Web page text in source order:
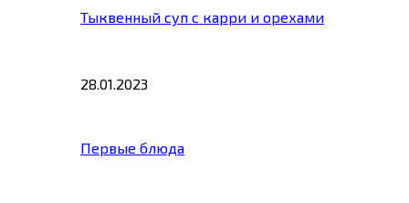
Тыквенный суп с карри и орехами
28.01.2023
Первые блюда